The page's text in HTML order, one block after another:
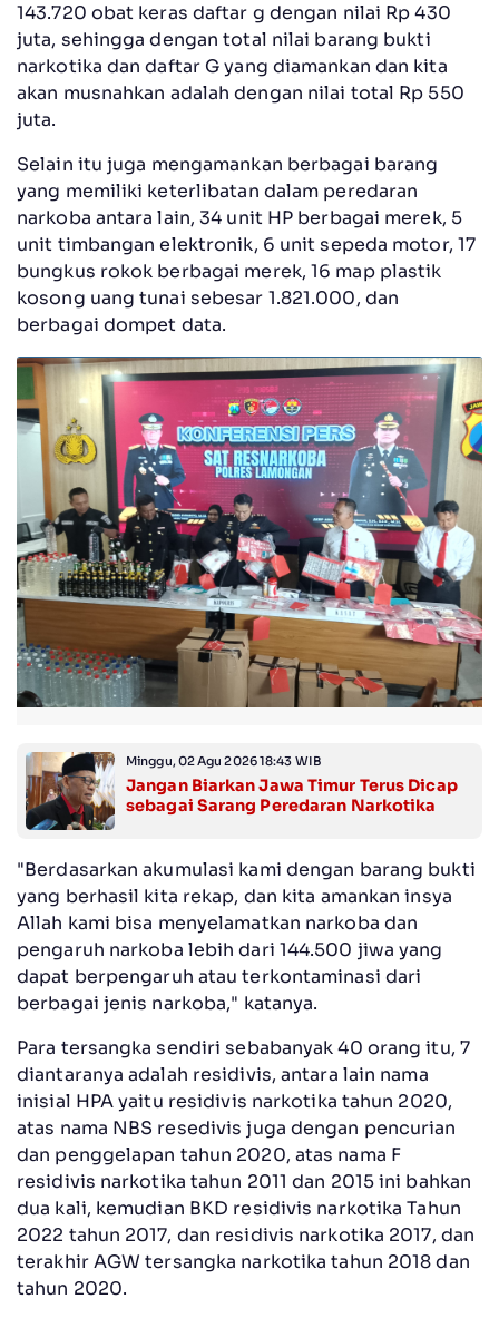
143.720 obat keras daftar g dengan nilai Rp 430
juta, sehingga dengan total nilai barang bukti
narkotika dan daftar G yang diamankan dan kita
akan musnahkan adalah dengan nilai total Rp 550
juta.
Selain itu juga mengamankan berbagai barang
yang memiliki keterlibatan dalam peredaran
narkoba antara lain, 34 unit HP berbagai merek, 5
unit timbangan elektronik, 6 unit sepeda motor, 17
bungkus rokok berbagai merek, 16 map plastik
kosong uang tunai sebesar 1.821.000, dan
berbagai dompet data.
Minggu, 02 Agu 2026 18:43 WIB
Jangan Biarkan Jawa Timur Terus Dicap
sebagai Sarang Peredaran Narkotika
"Berdasarkan akumulasi kami dengan barang bukti
yang berhasil kita rekap, dan kita amankan insya
Allah kami bisa menyelamatkan narkoba dan
pengaruh narkoba lebih dari 144.500 jiwa yang
dapat berpengaruh atau terkontaminasi dari
berbagai jenis narkoba," katanya.
Para tersangka sendiri sebabanyak 40 orang itu, 7
diantaranya adalah residivis, antara lain nama
inisial HPA yaitu residivis narkotika tahun 2020,
atas nama NBS resedivis juga dengan pencurian
dan penggelapan tahun 2020, atas nama F
residivis narkotika tahun 2011 dan 2015 ini bahkan
dua kali, kemudian BKD residivis narkotika Tahun
2022 tahun 2017, dan residivis narkotika 2017, dan
terakhir AGW tersangka narkotika tahun 2018 dan
tahun 2020.